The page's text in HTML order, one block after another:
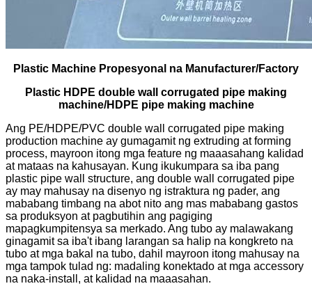
Plastic Machine Propesyonal na Manufacturer/Factory
Plastic HDPE double wall corrugated pipe making
machine/HDPE pipe making machine
Ang PE/HDPE/PVC double wall corrugated pipe making
production machine ay gumagamit ng extruding at forming
process, mayroon itong mga feature ng maaasahang kalidad
at mataas na kahusayan. Kung ikukumpara sa iba pang
plastic pipe wall structure, ang double wall corrugated pipe
ay may mahusay na disenyo ng istraktura ng pader, ang
mababang timbang na abot nito ang mas mababang gastos
sa produksyon at pagbutihin ang pagiging
mapagkumpitensya sa merkado. Ang tubo ay malawakang
ginagamit sa iba't ibang larangan sa halip na kongkreto na
tubo at mga bakal na tubo, dahil mayroon itong mahusay na
mga tampok tulad ng: madaling konektado at mga accessory
na naka-install, at kalidad na maaasahan.